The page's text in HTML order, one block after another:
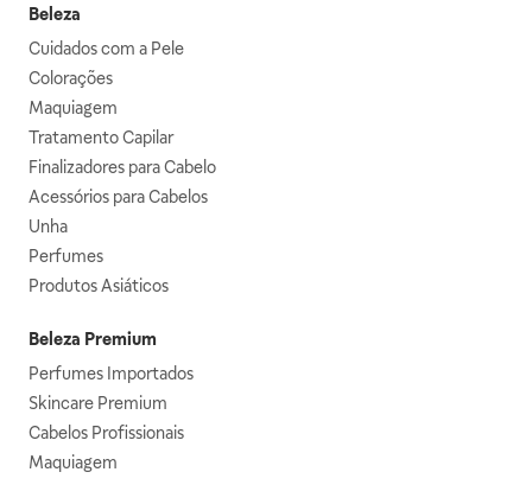
Beleza
Cuidados com a Pele
Colorações
Maquiagem
Tratamento Capilar
Finalizadores para Cabelo
Acessórios para Cabelos
Unha
Perfumes
Produtos Asiáticos
Beleza Premium
Perfumes Importados
Skincare Premium
Cabelos Profissionais
Maquiagem